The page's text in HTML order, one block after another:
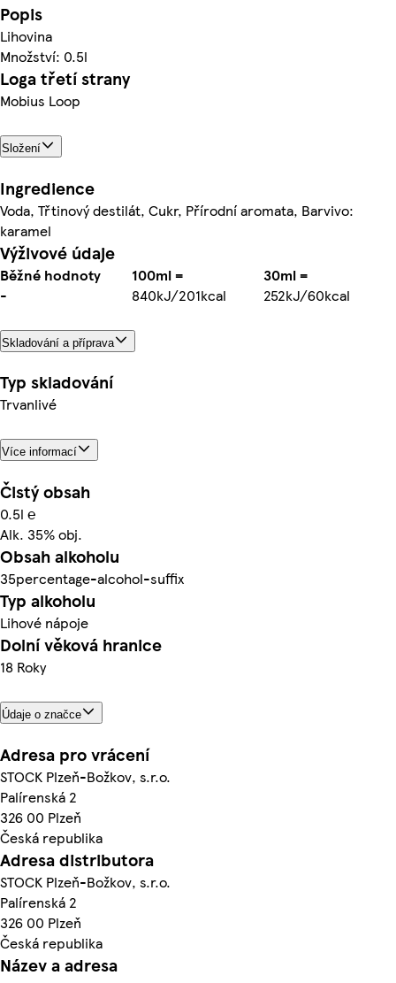
Popis
Lihovina
Množství: 0.5l
Loga třetí strany
Mobius Loop
Složení
Ingredience
Voda, Třtinový destilát, Cukr, Přírodní aromata, Barvivo:
karamel
Výživové údaje
Běžné hodnoty 100ml =
30ml =
-
840kJ/201kcal 252kJ/60kcal
Skladování a příprava
Typ skladování
Trvanlivé
Více informací
Čistý obsah
0.5l ℮
Alk. 35% obj.
Obsah alkoholu
35percentage-alcohol-suffix
Typ alkoholu
Lihové nápoje
Dolní věková hranice
18 Roky
Údaje o značce
Adresa pro vrácení
STOCK Plzeň-Božkov, s.r.o.
Palírenská 2
326 00 Plzeň
Česká republika
Adresa distributora
STOCK Plzeň-Božkov, s.r.o.
Palírenská 2
326 00 Plzeň
Česká republika
Název a adresa